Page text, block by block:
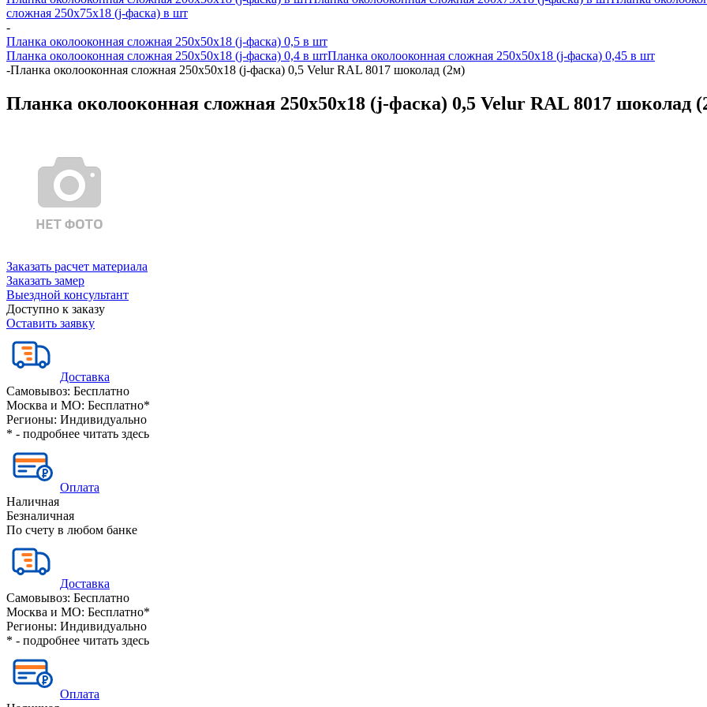
сложная 250х75х18 (j-фаска) в шт
-
Планка околооконная сложная 250х50х18 (j-фаска) 0,5 в шт
Планка околооконная сложная 250х50х18 (j-фаска) 0,4 в штПланка околооконная сложная 250х50х18 (j-фаска) 0,45 в шт
-Планка околооконная сложная 250х50х18 (j-фаска) 0,5 Velur RAL 8017 шоколад (2м)
Планка околооконная сложная 250х50х18 (j-фаска) 0,5 Velur RAL 8017 шоколад
Заказать расчет материала
Заказать замер
Выездной консультант
Доступно к заказу
Оставить заявку
Доставка
Самовывоз: Бесплатно
Москва и МО: Бесплатно*
Регионы: Индивидуально
* - подробнее читать здесь
Оплата
Наличная
Безналичная
По счету в любом банке
Доставка
Самовывоз: Бесплатно
Москва и МО: Бесплатно*
Регионы: Индивидуально
* - подробнее читать здесь
Оплата